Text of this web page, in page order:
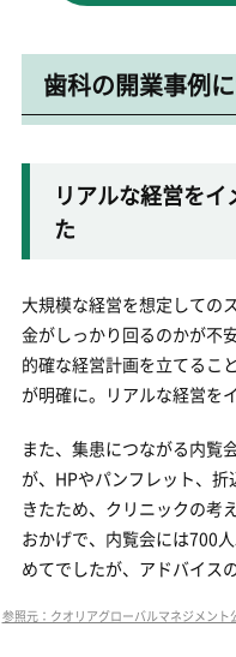
歯科の開業事例
リアルな経営を
た
大規模な経営を想定しての
金がしっかり回るのかが不
的確な経営計画を立てるこ
が明確に。リアルな経営を
また、集患につながる内覧
が、HPやパンフレット、
きたため、クリニックの考
おかげで、内覧会には700
めてでしたが、アドバイス
参照元：クオリアグローバルマネジメン